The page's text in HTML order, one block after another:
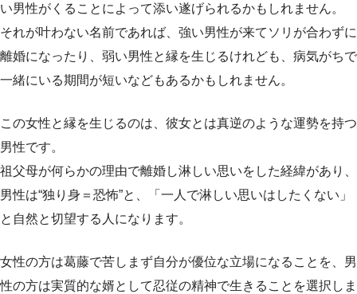
い男性がくることによって添い遂げられるかもしれません。
それが叶わない名前であれば、強い男性が来てソリが合わずに
離婚になったり、弱い男性と縁を生じるけれども、病気がちで
一緒にいる期間が短いなどもあるかもしれません。
この女性と縁を生じるのは、彼女とは真逆のような運勢を持つ
男性です。
祖父母が何らかの理由で離婚し淋しい思いをした経緯があり、
男性は“独り身＝恐怖”と、「一人で淋しい思いはしたくない」
と自然と切望する人になります。
女性の方は葛藤で苦しまず自分が優位な立場になることを、男
性の方は実質的な婿として忍従の精神で生きることを選択しま